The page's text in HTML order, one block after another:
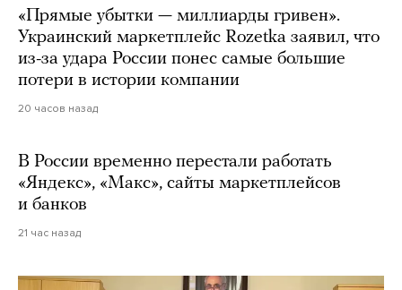
«Прямые убытки — миллиарды гривен».
Украинский маркетплейс Rozetka заявил, что
из-за удара России понес самые большие
потери в истории компании
20 часов назад
В России временно перестали работать
«Яндекс», «Макс», сайты маркетплейсов
и банков
21 час назад